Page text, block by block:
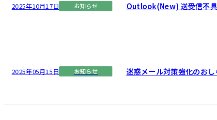
2025年10月17日 お知らせ Outlook(New) 送受信不
2025年05月15日 お知らせ 迷惑メール対策強化のお